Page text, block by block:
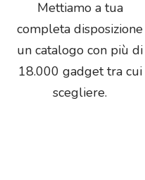
Mettiamo a tua
completa disposizione
un catalogo con più di
18.000 gadget tra cui
scegliere.